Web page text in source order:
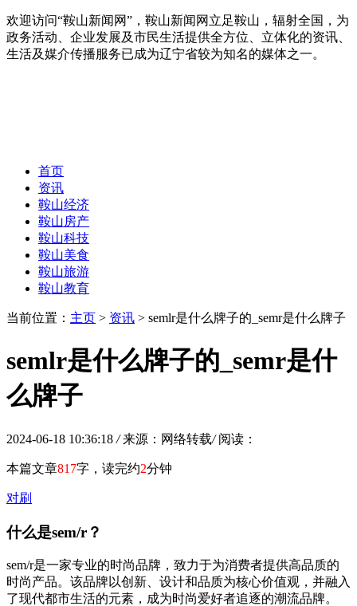
欢迎访问“鞍山新闻网”，鞍山新闻网立足鞍山，辐射全国，为
政务活动、企业发展及市民生活提供全方位、立体化的资讯、
生活及媒介传播服务已成为辽宁省较为知名的媒体之一。
首页
资讯
鞍山经济
鞍山房产
鞍山科技
鞍山美食
鞍山旅游
鞍山教育
当前位置： 主页 > 资讯 > semlr是什么牌子的_semr是什么牌子
semlr是什么牌子的_semr是什
么牌子
2024-06-18 10:36:18 / 来源：网络转载/ 阅读：
本篇文章817字，读完约2分钟
对刷
什么是sem/r？
sem/r是一家专业的时尚品牌，致力于为消费者提供高品质的
时尚产品。该品牌以创新、设计和品质为核心价值观，并融入
了现代都市生活的元素，成为时尚爱好者追逐的潮流品牌。